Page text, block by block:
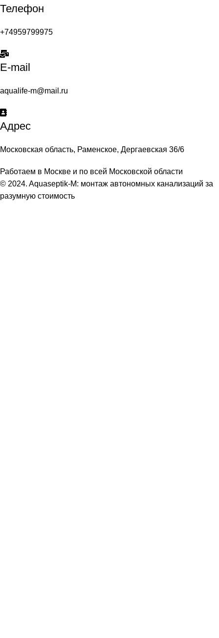
Телефон
+74959799975
E-mail
aqualife-m@mail.ru
Адрес
Московская область, Раменское, Дергаевская 36/6
Работаем в Москве и по всей Московской области
© 2024. Aquaseptik-M: монтаж автономных канализаций за
разумную стоимость